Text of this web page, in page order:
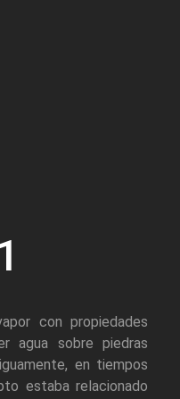
con propiedades
agua sobre piedras
en tiempos
estaba relacionado